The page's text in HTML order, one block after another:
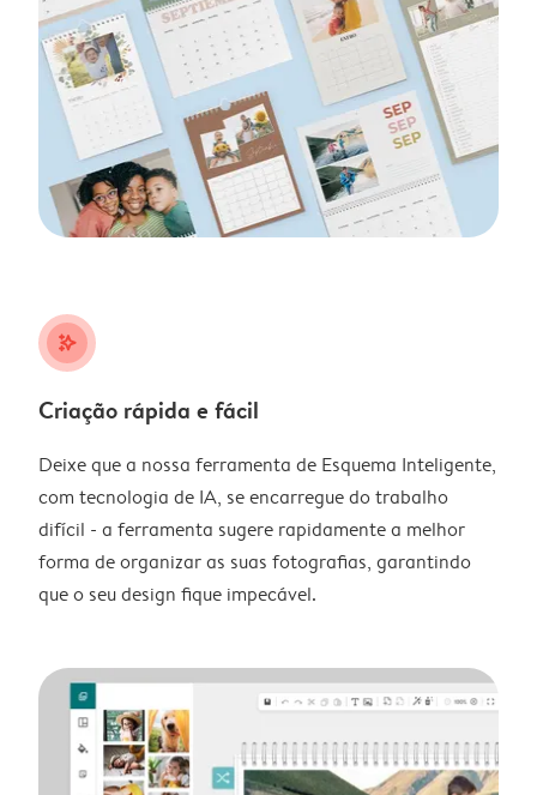
stars_plus
Criação rápida e fácil
Deixe que a nossa ferramenta de Esquema Inteligente,
com tecnologia de IA, se encarregue do trabalho
difícil - a ferramenta sugere rapidamente a melhor
forma de organizar as suas fotografias, garantindo
que o seu design fique impecável.